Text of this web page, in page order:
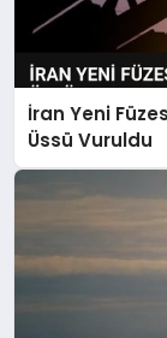
İran Yeni
Üssü Vuruldu